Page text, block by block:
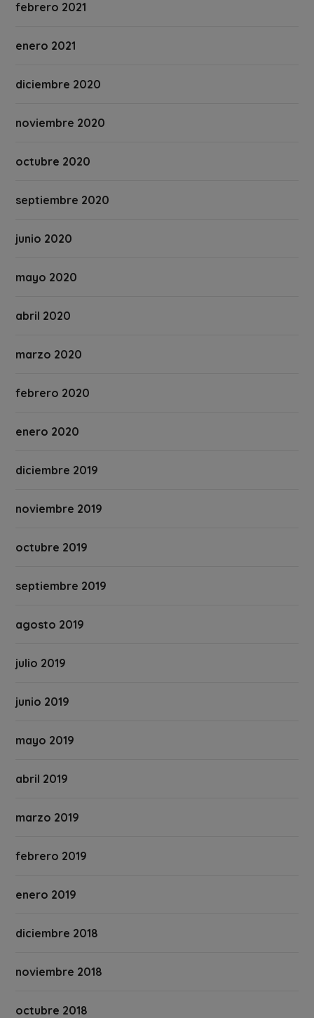
febrero 2021
enero 2021
diciembre 2020
noviembre 2020
octubre 2020
septiembre 2020
junio 2020
mayo 2020
abril 2020
marzo 2020
febrero 2020
enero 2020
diciembre 2019
noviembre 2019
octubre 2019
septiembre 2019
agosto 2019
julio 2019
junio 2019
mayo 2019
abril 2019
marzo 2019
febrero 2019
enero 2019
diciembre 2018
noviembre 2018
octubre 2018